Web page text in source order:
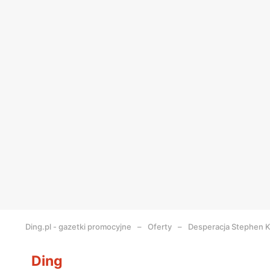
Ding.pl - gazetki promocyjne Oferty Desperacja Stephen
Ding